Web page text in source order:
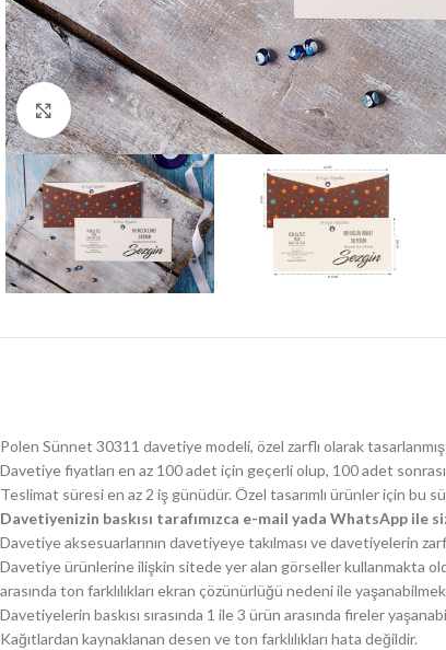
Büyütmek için tıklayın
Polen Sünnet 30311 davetiye modeli, özel zarflı olarak
Davetiye fiyatları en az 100 adet için geçerli olup, 100 adet
Teslimat süresi en az 2 iş günüdür. Özel tasarımlı ürünler için bu
Davetiyenizin baskısı tarafımızca e-mail yada WhatsApp ile
Davetiye aksesuarlarının davetiyeye takılması ve davetiyelerin
Davetiye ürünlerine ilişkin sitede yer alan görseller kullanmakta
arasında ton farklılıkları ekran çözünürlüğü nedeni ile
Davetiyelerin baskısı sırasında 1 ile 3 ürün arasında fireler
Kağıtlardan kaynaklanan desen ve ton farklılıkları hata değildir.